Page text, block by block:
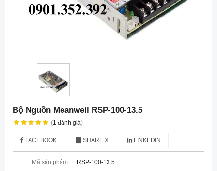
Bộ Nguồn Meanwell RSP-100-13.5
(1 đánh giá)
FACEBOOK SHARE X LINKEDIN
Mã sản phẩm :
RSP-100-13.5